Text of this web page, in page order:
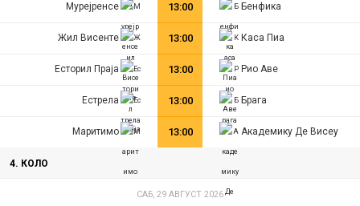
Мурејренсе 13:00 Бенфика
Жил Висенте 13:00 Каса Пиа
Есторил Праја 13:00 Рио Аве
Естрела 13:00 Брага
Маритимo 13:00 Академику Де Висеу
4. КОЛО
САБ, 29 АВГУСТ 2026